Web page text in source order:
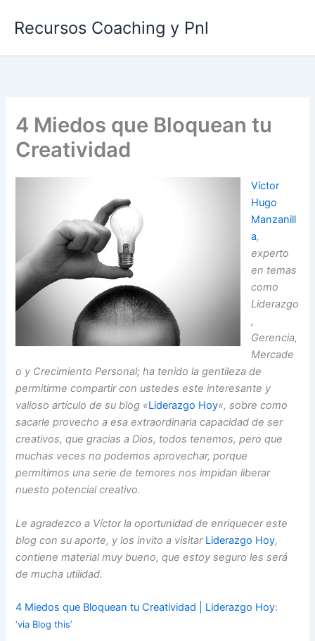
Recursos Coaching y Pnl
4 Miedos que Bloquean tu
Creatividad
Víctor
Hugo
Manzanill
a,
experto
en temas
como
Liderazgo
,
Gerencia,
Mercade
o y Crecimiento Personal; ha tenido la gentileza de
permitirme compartir con ustedes este interesante y
valioso artículo de su blog «Liderazgo Hoy«, sobre como
sacarle provecho a esa extraordinaria capacidad de ser
creativos, que gracias a Dios, todos tenemos, pero que
muchas veces no podemos aprovechar, porque
permitimos una serie de temores nos impidan liberar
nuesto potencial creativo.
Le agradezco a Víctor la oportunidad de enriquecer este
blog con su aporte, y los invito a visitar Liderazgo Hoy,
contiene material muy bueno, que estoy seguro les será
de mucha utilidad.
4 Miedos que Bloquean tu Creatividad | Liderazgo Hoy:
‘via Blog this’